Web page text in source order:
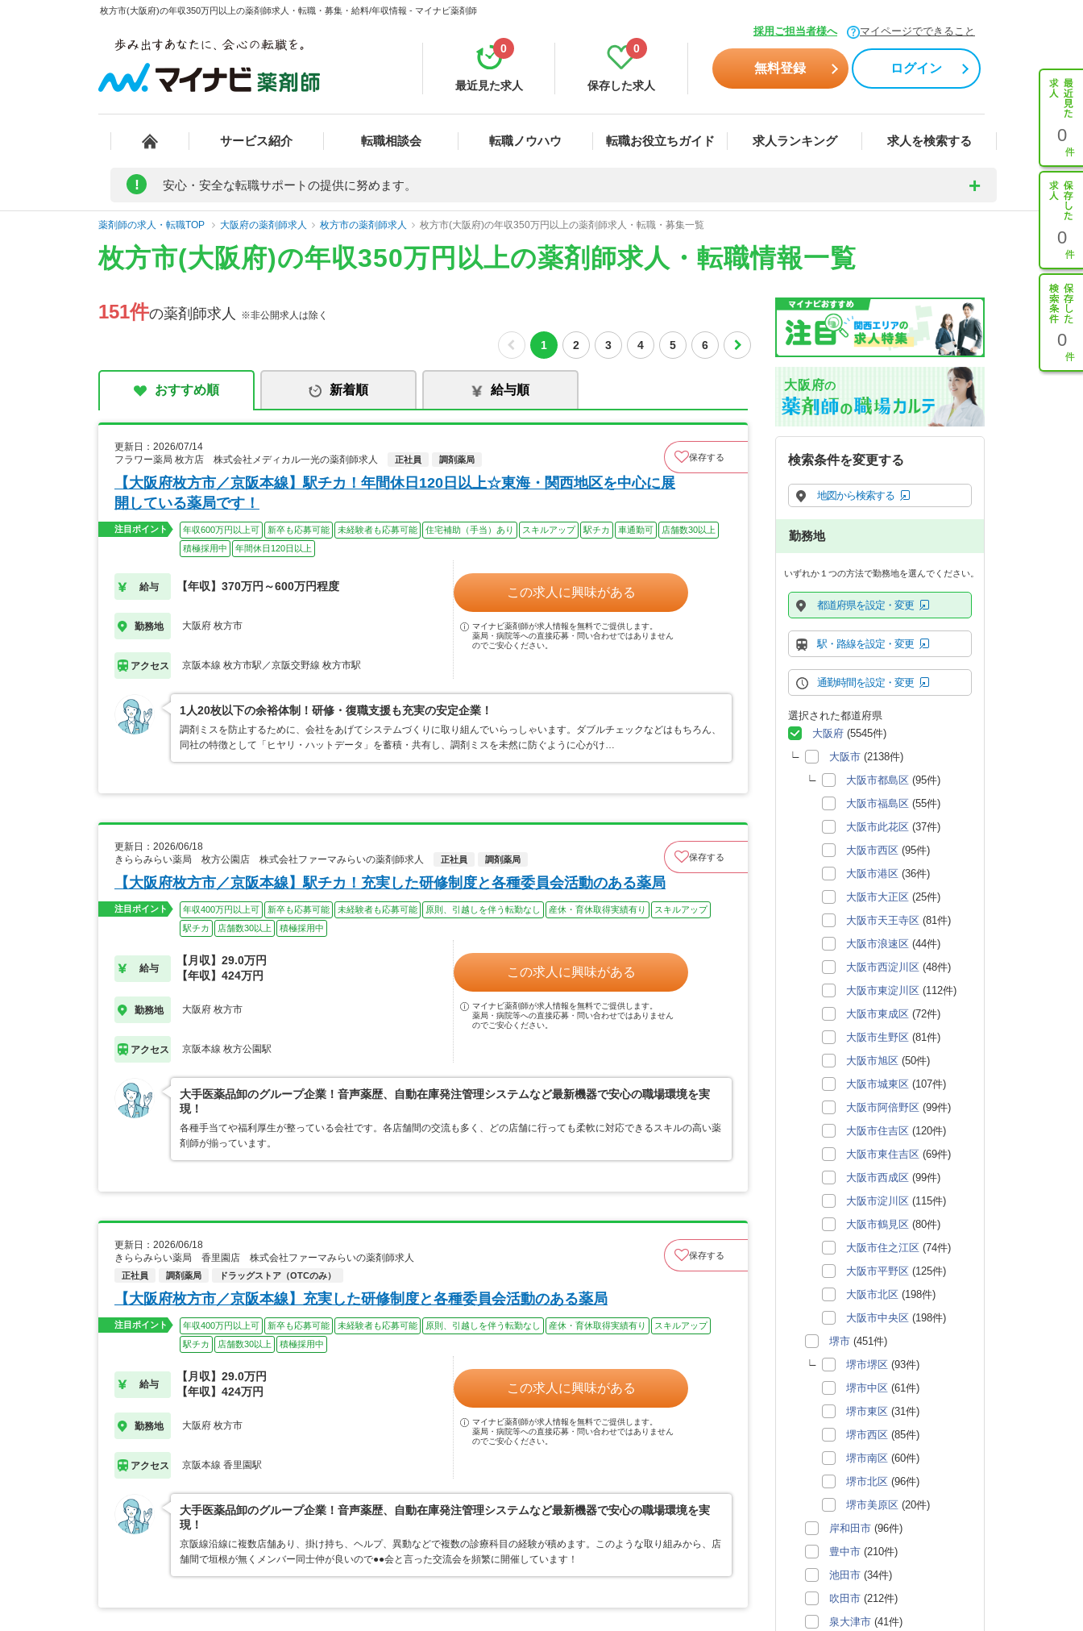
枚方市(大阪府)の年収350万円以上の薬剤師求人・転職・募集・給料/年収情報 - マイナビ薬剤師
採用ご担当者様へ マイページでできること
最近見た求人
0
保存した求人
0
無料登録 ログイン
サービス紹介 転職相談会 転職ノウハウ 転職お役立ちガイド 求人ランキング 求人を検索する 0
0
0
! 安心・安全な転職サポートの提供に努めます。
薬剤師の求人・転職TOP 大阪府の薬剤師求人 枚方市の薬剤師求人 枚方市(大阪府)の年収350万円以上の薬剤師求人・転職・募集一覧
枚方市(大阪府)の年収350万円以上の薬剤師求人・転職情報一覧
151件の薬剤師求人 ※非公開求人は除く
1 2 3 4 5 6
おすすめ順 新着順 給与順
更新日：2026/07/14
フラワー薬局 枚方店 株式会社メディカル一光の薬剤師求人
正社員 調剤薬局 保存する
【大阪府枚方市／京阪本線】駅チカ！年間休日120日以上☆東海・関西地区を中心に展
開している薬局です！
注目ポイント 年収600万円以上可 新卒も応募可能 未経験者も応募可能 住宅補助（手当）あり スキルアップ 駅チカ 車通勤可
店舗数30以上
積極採用中
年間休日120日以上
給与 【年収】370万円～600万円程度
勤務地 大阪府 枚方市
アクセス 京阪本線 枚方市駅／京阪交野線 枚方市駅
この求人に興味がある
マイナビ薬剤師が求人情報を無料でご提供します。
薬局・病院等への直接応募・問い合わせではありません
のでご安心ください。
1人20枚以下の余裕体制！研修・復職支援も充実の安定企業！
調剤ミスを防止するために、会社をあげてシステムづくりに取り組んでいらっしゃいます。ダブルチェックなどはもちろん、
同社の特徴として「ヒヤリ・ハットデータ」を蓄積・共有し、調剤ミスを未然に防ぐように心がけ…
更新日：2026/06/18
きららみらい薬局 枚方公園店 株式会社ファーマみらいの薬剤師求人
正社員 調剤薬局 保存する
【大阪府枚方市／京阪本線】駅チカ！充実した研修制度と各種委員会活動のある薬局
注目ポイント 年収400万円以上可 新卒も応募可能 未経験者も応募可能 原則、引越しを伴う転勤なし 産休・育休取得実績有り
スキルアップ
駅チカ
店舗数30以上 積極採用中
給与
【月収】29.0万円
【年収】424万円
勤務地 大阪府 枚方市
アクセス 京阪本線 枚方公園駅
この求人に興味がある
マイナビ薬剤師が求人情報を無料でご提供します。
薬局・病院等への直接応募・問い合わせではありません
のでご安心ください。
大手医薬品卸のグループ企業！音声薬歴、自動在庫発注管理システムなど最新機器で安心の職場環境を実
現！
各種手当てや福利厚生が整っている会社です。各店舗間の交流も多く、どの店舗に行っても柔軟に対応できるスキルの高い薬
剤師が揃っています。
更新日：2026/06/18
きららみらい薬局 香里園店 株式会社ファーマみらいの薬剤師求人
正社員 調剤薬局 ドラッグストア（OTCのみ）
保存する
【大阪府枚方市／京阪本線】充実した研修制度と各種委員会活動のある薬局
注目ポイント 年収400万円以上可 新卒も応募可能 未経験者も応募可能 原則、引越しを伴う転勤なし 産休・育休取得実績有り
スキルアップ
駅チカ
店舗数30以上 積極採用中
給与
【月収】29.0万円
【年収】424万円
勤務地 大阪府 枚方市
アクセス 京阪本線 香里園駅
この求人に興味がある
マイナビ薬剤師が求人情報を無料でご提供します。
薬局・病院等への直接応募・問い合わせではありません
のでご安心ください。
大手医薬品卸のグループ企業！音声薬歴、自動在庫発注管理システムなど最新機器で安心の職場環境を実
現！
京阪線沿線に複数店舗あり、掛け持ち、ヘルプ、異動などで複数の診療科目の経験が積めます。このような取り組みから、店
舗間で垣根が無くメンバー同士仲が良いので●●会と言った交流会を頻繁に開催しています！
大阪府の
検索条件を変更する
地図から検索する
勤務地
いずれか１つの方法で勤務地を選んでください。
都道府県を設定・変更
駅・路線を設定・変更
通勤時間を設定・変更
選択された都道府県
大阪府 (5545件)
大阪市 (2138件)
大阪市都島区 (95件)
大阪市福島区 (55件)
大阪市此花区 (37件)
大阪市西区 (95件)
大阪市港区 (36件)
大阪市大正区 (25件)
大阪市天王寺区 (81件)
大阪市浪速区 (44件)
大阪市西淀川区 (48件)
大阪市東淀川区 (112件)
大阪市東成区 (72件)
大阪市生野区 (81件)
大阪市旭区 (50件)
大阪市城東区 (107件)
大阪市阿倍野区 (99件)
大阪市住吉区 (120件)
大阪市東住吉区 (69件)
大阪市西成区 (99件)
大阪市淀川区 (115件)
大阪市鶴見区 (80件)
大阪市住之江区 (74件)
大阪市平野区 (125件)
大阪市北区 (198件)
大阪市中央区 (198件)
堺市 (451件)
堺市堺区 (93件)
堺市中区 (61件)
堺市東区 (31件)
堺市西区 (85件)
堺市南区 (60件)
堺市北区 (96件)
堺市美原区 (20件)
岸和田市 (96件)
豊中市 (210件)
池田市 (34件)
吹田市 (212件)
泉大津市 (41件)